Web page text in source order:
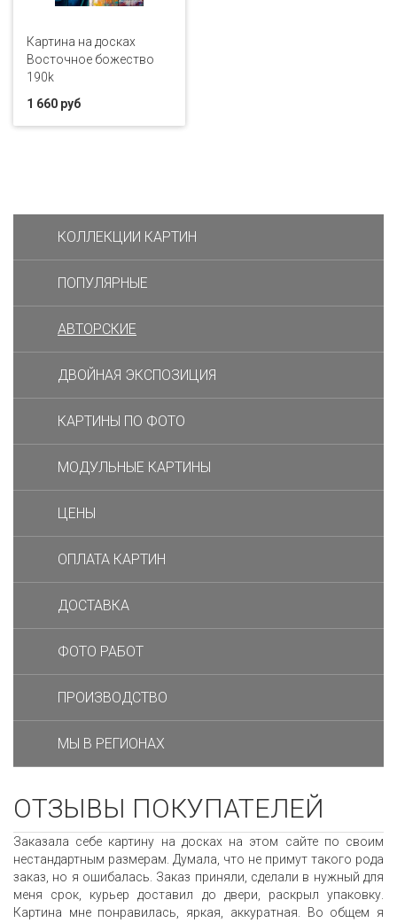
Картина на досках
Восточное божество
190k
1 660 руб
КОЛЛЕКЦИИ КАРТИН
ПОПУЛЯРНЫЕ
АВТОРСКИЕ
ДВОЙНАЯ ЭКСПОЗИЦИЯ
КАРТИНЫ ПО ФОТО
МОДУЛЬНЫЕ КАРТИНЫ
ЦЕНЫ
ОПЛАТА КАРТИН
ДОСТАВКА
ФОТО РАБОТ
ПРОИЗВОДСТВО
МЫ В РЕГИОНАХ
ОТЗЫВЫ ПОКУПАТЕЛЕЙ
Заказала себе картину на досках на этом сайте по своим
нестандартным размерам. Думала, что не примут такого рода
заказ, но я ошибалась. Заказ приняли, сделали в нужный для
меня срок, курьер доставил до двери, раскрыл упаковку.
Картина мне понравилась, яркая, аккуратная. Во общем я